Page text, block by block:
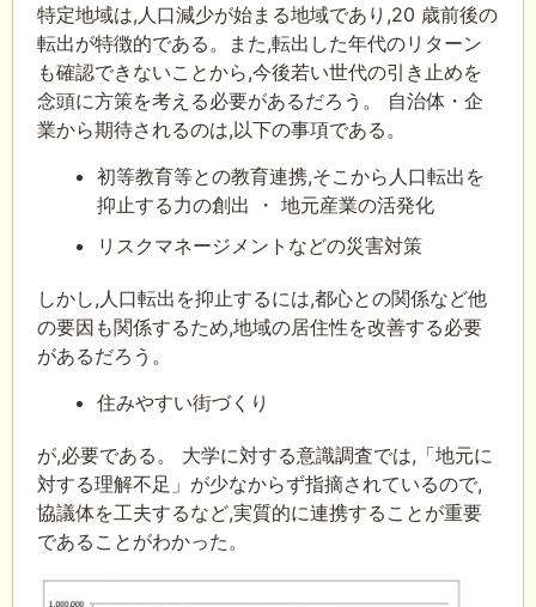
特定地域は,人口減少が始まる地域であり,20 歳前後の
転出が特徴的である。また,転出した年代のリターン
も確認できないことから,今後若い世代の引き止めを
念頭に方策を考える必要があるだろう。 自治体・企
業から期待されるのは,以下の事項である。
初等教育等との教育連携,そこから人口転出を
抑止する力の創出 ・ 地元産業の活発化
リスクマネージメントなどの災害対策
しかし,人口転出を抑止するには,都心との関係など他
の要因も関係するため,地域の居住性を改善する必要
があるだろう。
住みやすい街づくり
が,必要である。 大学に対する意識調査では,「地元に
対する理解不足」が少なからず指摘されているので,
協議体を工夫するなど,実質的に連携することが重要
であることがわかった。